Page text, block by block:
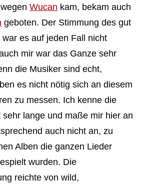
Wucan kam, bekam auch
geboten. Der Stimmung des gut
es auf jeden Fall nicht
mir war das Ganze sehr
die Musiker sind echt,
es nicht nötig sich an diesem
zu messen. Ich kenne die
sehr lange und maße mir hier an
auch nicht an, zu
Alben die ganzen Lieder
wurden. Die
reichte von wild,